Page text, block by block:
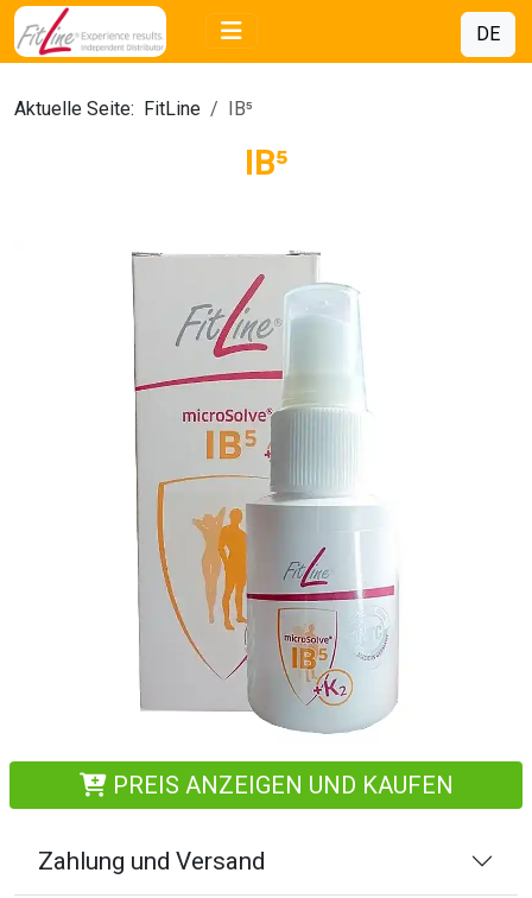
DE
Aktuelle Seite: FitLine IB⁵
IB⁵
PREIS ANZEIGEN UND KAUFEN
Zahlung und Versand